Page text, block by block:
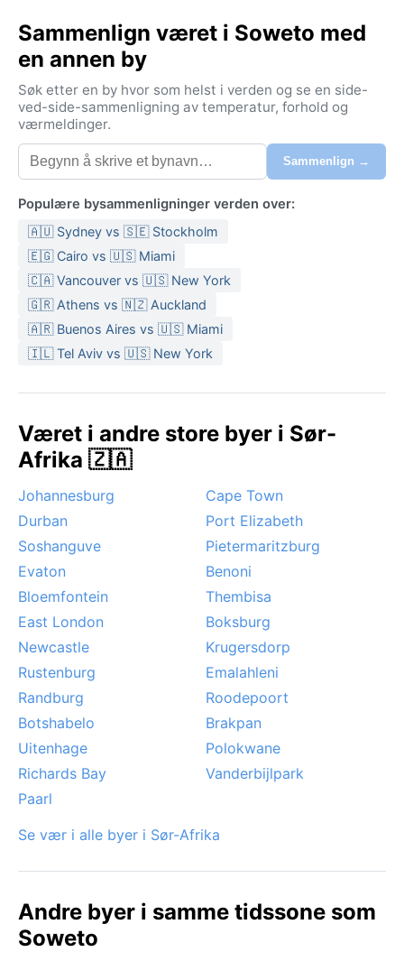
Sammenlign været i Soweto med
en annen by
Søk etter en by hvor som helst i verden og se en side-
ved-side-sammenligning av temperatur, forhold og
værmeldinger.
Sammenlign →
Populære bysammenligninger verden over:
🇦🇺 Sydney vs 🇸🇪 Stockholm
🇪🇬 Cairo vs 🇺🇸 Miami
🇨🇦 Vancouver vs 🇺🇸 New York
🇬🇷 Athens vs 🇳🇿 Auckland
🇦🇷 Buenos Aires vs 🇺🇸 Miami
🇮🇱 Tel Aviv vs 🇺🇸 New York
Været i andre store byer i Sør-
Afrika 🇿🇦
Johannesburg
Cape Town
Durban
Port Elizabeth
Soshanguve
Pietermaritzburg
Evaton
Benoni
Bloemfontein
Thembisa
East London
Boksburg
Newcastle
Krugersdorp
Rustenburg
Emalahleni
Randburg
Roodepoort
Botshabelo
Brakpan
Uitenhage
Polokwane
Richards Bay
Vanderbijlpark
Paarl
Se vær i alle byer i Sør-Afrika
Andre byer i samme tidssone som
Soweto